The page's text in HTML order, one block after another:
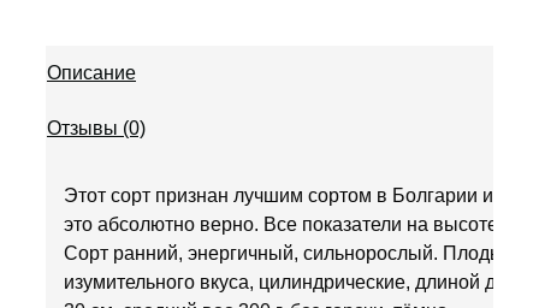
Описание
Отзывы (0)
Этот сорт признан лучшим сортом в Болгарии и
это абсолютно верно. Все показатели на высоте.
Сорт ранний, энергичный, сильнорослый. Плоды
изумительного вкуса, цилиндрические, длиной до